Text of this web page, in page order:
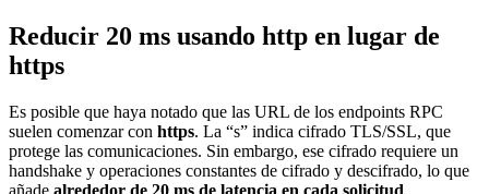
Reducir 20 ms usando http en lugar de
https
Es posible que haya notado que las URL de los endpoints RPC
suelen comenzar con https. La “s” indica cifrado TLS/SSL, que
protege las comunicaciones. Sin embargo, ese cifrado requiere un
handshake y operaciones constantes de cifrado y descifrado, lo que
añade alrededor de 20 ms de latencia en cada solicitud.